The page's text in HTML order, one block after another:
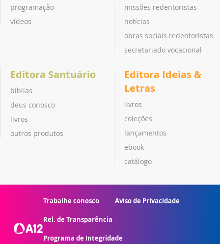
programação
vídeos
missões redentoristas
notícias
obras sociais redentoristas
secretariado vocacional
Editora Santuário
bíblias
deus conosco
livros
outros produtos
Editora Ideias &
Letras
livros
coleções
lançamentos
ebook
catálogo
Trabalhe conosco Aviso de Privacidade
Rel. de Transparência
Programa de Integridade